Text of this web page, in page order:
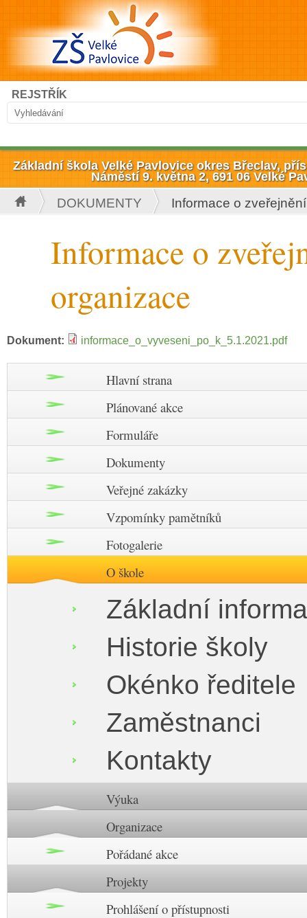
Přejít k hlavnímu obsahu
Vyhledávání
Hledat
REJSTŘÍK
Základní škola Velké Pavlovice okres Břeclav,
Náměstí 9. května 2, 691 06 Velké
Jste zde
DOKUMENTY Informace o
Informace o
organizace
Dokument: informace_o_vyveseni_po_k_5.1.2021.pdf
Hlavní strana
Plánované akce
Formuláře
Dokumenty
Veřejné zakázky
Vzpomínky pamětníků
Fotogalerie
O škole
Základní
Historie školy
Okénko ředitele
Zaměstnanci
Kontakty
Výuka
Organizace
Pořádané akce
Projekty
Prohlášení o přístupnosti